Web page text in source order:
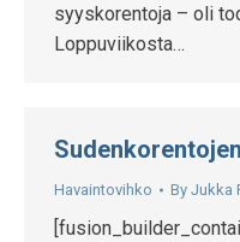
syyskorentoja – oli
Loppuviikosta…
Havaintovihko By Jukka